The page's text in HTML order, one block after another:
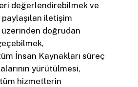
değerlendirebilmek ve
iletişim
üzerinden doğrudan
İnsan Kaynakları süreç
yürütülmesi,
hizmetlerin